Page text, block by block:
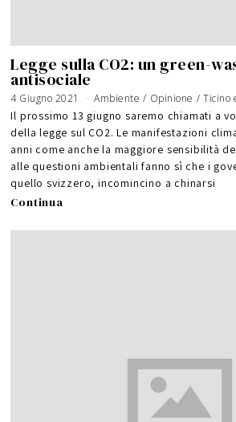
Legge sulla CO2: un green-
antisociale
4 Giugno 2021 Ambiente / Opinione / Ticino
Il prossimo 13 giugno saremo chiamati a
della legge sul CO2. Le manifestazioni
anni come anche la maggiore sensibilità
alle questioni ambientali fanno sì che i
quello svizzero, incomincino a chinarsi
Continua